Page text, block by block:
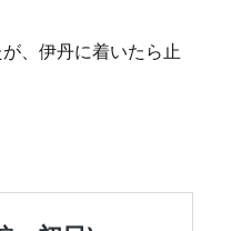
、伊丹に着いたら止